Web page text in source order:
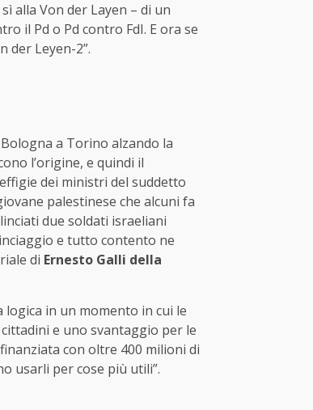
alla Von der Layen – di un
il Pd o Pd contro FdI. E ora se
der Leyen-2”.
a Torino alzando la
l’origine, e quindi il
dei ministri del suddetto
palestinese che alcuni fa
due soldati israeliani
e tutto contento ne
di Ernesto Galli della
in un momento in cui le
e uno svantaggio per le
con oltre 400 milioni di
usarli per cose più utili”.